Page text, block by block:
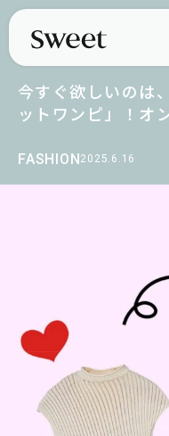
FASHION2025.6.16
今すぐ欲しいのは
ットワンピ」！オ